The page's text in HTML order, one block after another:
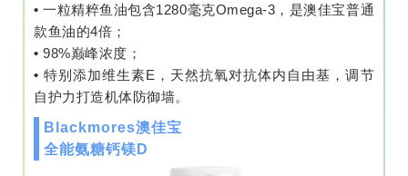
•一粒精粹鱼油包含1280毫克Omega-3，是澳佳宝普通
款鱼油的4倍；
• 98%巅峰浓度；
• 特别添加维生素E，天然抗氧对抗体内自由基，调节
自护力打造机体防御墙。
Blackmores澳佳宝
全能氨糖钙镁D